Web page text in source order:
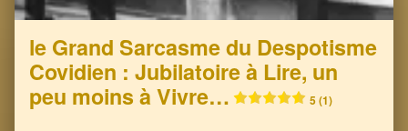
le Grand Sarcasme du Despotisme
Covidien : Jubilatoire à Lire, un
peu moins à Vivre…
5 (1)